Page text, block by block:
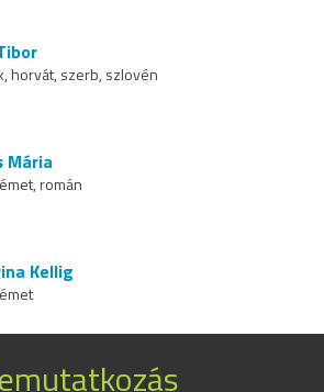
horvát, szerb, szlovén
Mária
román
Kellig